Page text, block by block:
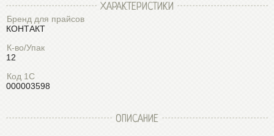
ХАРАКТЕРИСТИКИ
Бренд для прайсов
КОНТАКТ
К-во/Упак
12
Код 1С
000003598
ОПИСАНИЕ